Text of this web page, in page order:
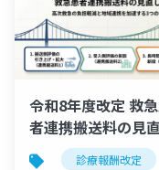
令和8年度改定 救
者連携搬送料の見
｜3つの柱を図解
診療報酬改定